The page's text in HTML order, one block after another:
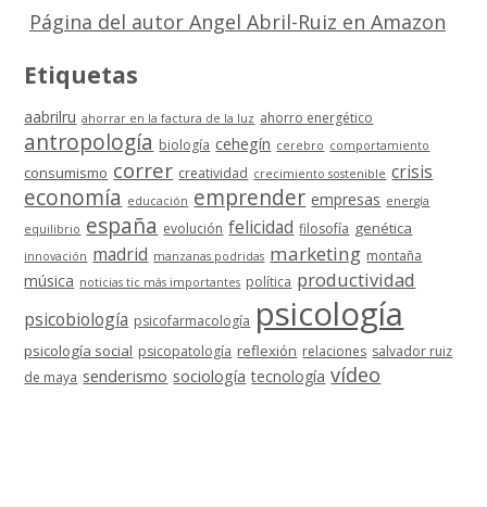
Página del autor Angel Abril-Ruiz en Amazon
Etiquetas
aabrilru ahorrar en la factura de la luz ahorro energético
antropología biología cehegín cerebro comportamiento
consumismo correr creatividad crecimiento sostenible crisis
economía educación emprender empresas energía
equilibrio españa evolución felicidad filosofía genética
innovación madrid manzanas podridas marketing montaña
música noticias tic más importantes política productividad
psicobiología psicofarmacología psicología
psicología social psicopatología reflexión relaciones salvador ruiz
de maya senderismo sociología tecnología vídeo